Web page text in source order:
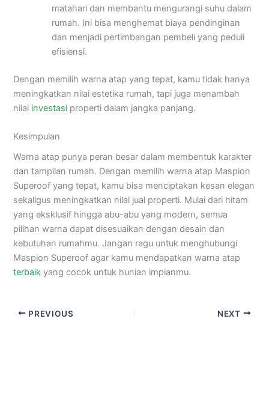
matahari dan membantu mengurangi suhu dalam
rumah. Ini bisa menghemat biaya pendinginan
dan menjadi pertimbangan pembeli yang peduli
efisiensi.
Dengan memilih warna atap yang tepat, kamu tidak hanya
meningkatkan nilai estetika rumah, tapi juga menambah
nilai investasi properti dalam jangka panjang.
Kesimpulan
Warna atap punya peran besar dalam membentuk karakter
dan tampilan rumah. Dengan memilih warna atap Maspion
Superoof yang tepat, kamu bisa menciptakan kesan elegan
sekaligus meningkatkan nilai jual properti. Mulai dari hitam
yang eksklusif hingga abu-abu yang modern, semua
pilihan warna dapat disesuaikan dengan desain dan
kebutuhan rumahmu. Jangan ragu untuk menghubungi
Maspion Superoof agar kamu mendapatkan warna atap
terbaik yang cocok untuk hunian impianmu.
PREVIOUS NEXT